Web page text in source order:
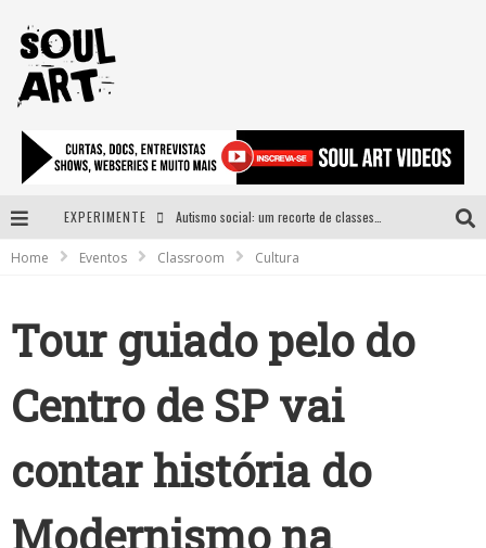
EXPERIMENTE
A subida da rampa é diferente!
Novo single de Arnaldo Tifu, “De Testa” explora brasilidade em sons, cores e símbolos
Home Eventos Classroom Cultura
Tour guiado pelo do
Centro de SP vai
contar história do
Modernismo na